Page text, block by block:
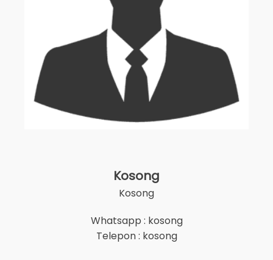
Kosong
Kosong
Whatsapp : kosong
Telepon : kosong